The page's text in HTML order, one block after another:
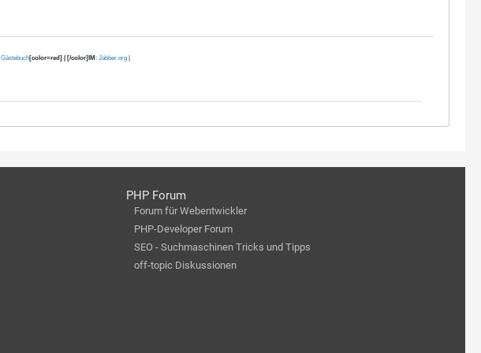
Gästebuch[color=red] | [/color]IM: Jabber.org |
PHP Forum
Forum für Webentwickler
PHP-Developer Forum
SEO - Suchmaschinen Tricks und Tipps
off-topic Diskussionen